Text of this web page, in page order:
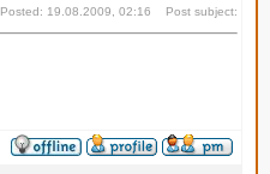
Posted: 19.08.2009, 02:16 Post subject: